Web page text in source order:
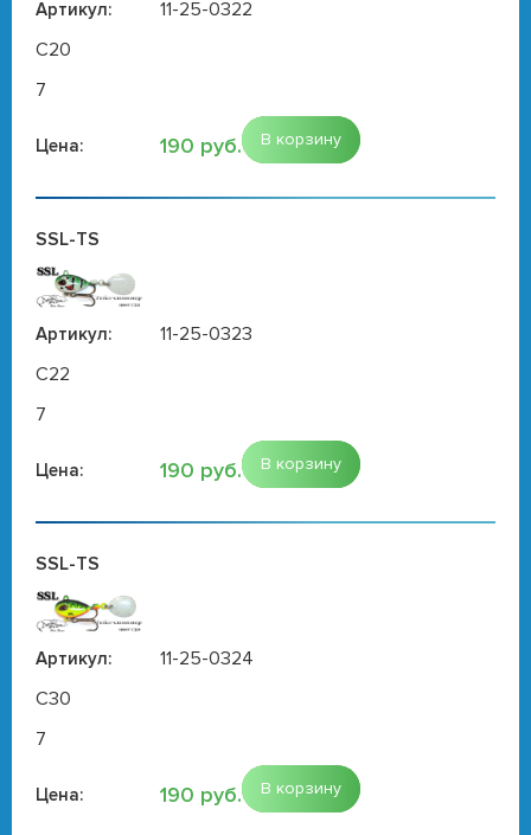
Артикул:
11-25-0322
C20
7
Цена: 190 руб. В корзину
SSL-TS
Артикул:
11-25-0323
C22
7
Цена: 190 руб. В корзину
SSL-TS
Артикул:
11-25-0324
C30
7
Цена: 190 руб. В корзину